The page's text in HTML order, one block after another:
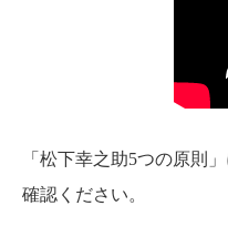
「松下幸之助5つの原則
確認ください。